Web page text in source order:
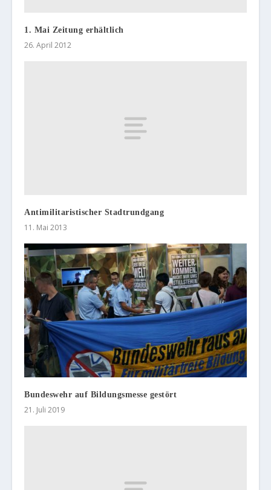
1. Mai Zeitung erhältlich
26. April 2012
Antimilitaristischer Stadtrundgang
11. Mai 2013
Bundeswehr auf Bildungsmesse gestört
21. Juli 2019